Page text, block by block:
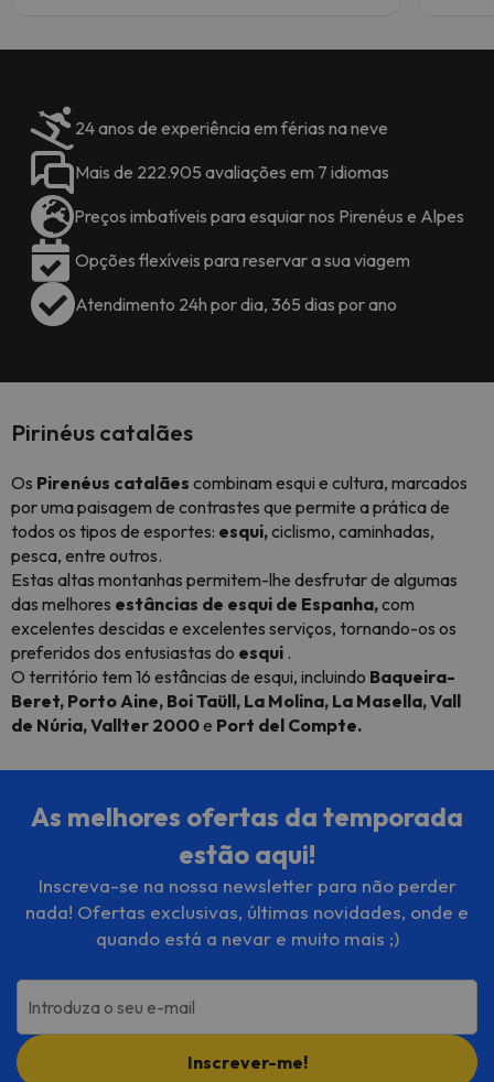
24 anos de experiência em férias na neve
Mais de 222.905 avaliações em 7 idiomas
Preços imbatíveis para esquiar nos Pirenéus e Alpes
Opções flexíveis para reservar a sua viagem
Atendimento 24h por dia, 365 dias por ano
Pirinéus catalães
Os Pirenéus catalães combinam esqui e cultura, marcados
por uma paisagem de contrastes que permite a prática de
todos os tipos de esportes: esqui,ciclismo, caminhadas,
pesca, entre outros.
Estas altas montanhas permitem-lhe desfrutar de algumas
das melhores estâncias de esqui de Espanha,com
excelentes descidas e excelentes serviços, tornando-os os
preferidos dos entusiastas do esqui .
O território tem 16 estâncias de esqui, incluindo Baqueira-
Beret, Porto Aine, Boi Taüll, La Molina, La Masella, Vall
de Núria, Vallter 2000e Port del Compte.
As melhores ofertas da temporada
estão aqui!
Inscreva-se na nossa newsletter para não perder
nada! Ofertas exclusivas, últimas novidades, onde e
quando está a nevar e muito mais ;)
Introduza o seu e-mail
Inscrever-me!